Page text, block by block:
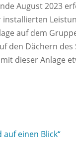
August 2023
auf dem
den Dächern
dieser Anlage
auf einen Blick“